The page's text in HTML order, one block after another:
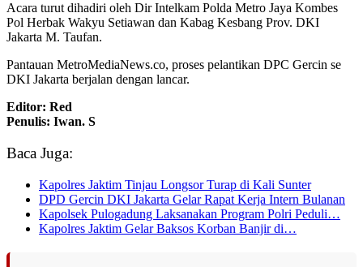
Acara turut dihadiri oleh Dir Intelkam Polda Metro Jaya Kombes
Pol Herbak Wakyu Setiawan dan Kabag Kesbang Prov. DKI
Jakarta M. Taufan.
Pantauan MetroMediaNews.co, proses pelantikan DPC Gercin se
DKI Jakarta berjalan dengan lancar.
Editor: Red
Penulis: Iwan. S
Baca Juga:
Kapolres Jaktim Tinjau Longsor Turap di Kali Sunter
DPD Gercin DKI Jakarta Gelar Rapat Kerja Intern Bulanan
Kapolsek Pulogadung Laksanakan Program Polri Peduli…
Kapolres Jaktim Gelar Baksos Korban Banjir di…